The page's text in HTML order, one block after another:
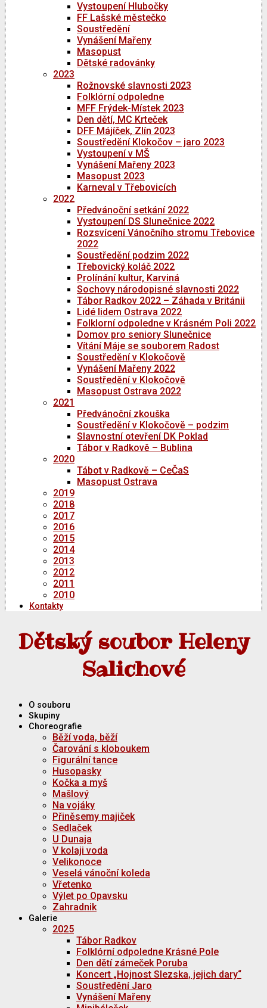
Vystoupení Hlubočky
FF Lašské městečko
Soustředění
Vynášení Mařeny
Masopust
Dětské radovánky
2023
Rožnovské slavnosti 2023
Folklórní odpoledne
MFF Frýdek-Místek 2023
Den dětí, MC Krteček
DFF Májíček, Zlín 2023
Soustředění Klokočov – jaro 2023
Vystoupení v MŠ
Vynášení Mařeny 2023
Masopust 2023
Karneval v Třebovicích
2022
Předvánoční setkání 2022
Vystoupení DS Slunečnice 2022
Rozsvícení Vánočního stromu Třebovice
2022
Soustředění podzim 2022
Třebovický koláč 2022
Prolínání kultur, Karviná
Sochovy národopisné slavnosti 2022
Tábor Radkov 2022 – Záhada v Británii
Lidé lidem Ostrava 2022
Folklorní odpoledne v Krásném Poli 2022
Domov pro seniory Slunečnice
Vítání Máje se souborem Radost
Soustředění v Klokočově
Vynášení Mařeny 2022
Soustředění v Klokočově
Masopust Ostrava 2022
2021
Předvánoční zkouška
Soustředění v Klokočově – podzim
Slavnostní otevření DK Poklad
Tábor v Radkově – Bublina
2020
Tábot v Radkově – CeČaS
Masopust Ostrava
2019
2018
2017
2016
2015
2014
2013
2012
2011
2010
Kontakty
Dětský soubor Heleny
Salichové
O souboru
Skupiny
Choreografie
Běží voda, běží
Čarování s kloboukem
Figurální tance
Husopasky
Kočka a myš
Mašlový
Na vojáky
Přiněsemy majiček
Sedlaček
U Dunaja
V kolaji voda
Velikonoce
Veselá vánoční koleda
Vřetenko
Výlet po Opavsku
Zahradnik
Galerie
2025
Tábor Radkov
Folklórní odpoledne Krásné Pole
Den dětí zámeček Poruba
Koncert „Hojnost Slezska, jejich dary“
Soustředění Jaro
Vynášení Mařeny